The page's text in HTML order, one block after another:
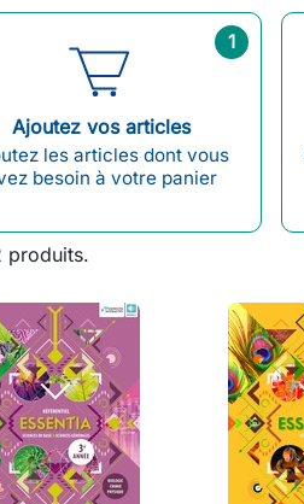
1
Ajoutez vos articles
les articles dont vous
besoin à votre panier
produits.